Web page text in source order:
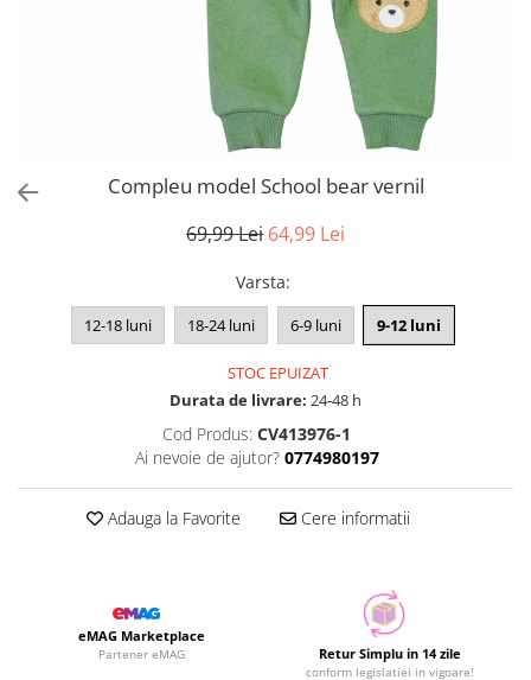
Compleu model School bear vernil
69,99 Lei 64,99 Lei
Varsta:
12-18 luni 18-24 luni 6-9 luni 9-12 luni
STOC EPUIZAT
Durata de livrare: 24-48 h
Cod Produs: CV413976-1
Ai nevoie de ajutor? 0774980197
Adauga la Favorite Cere informatii
eMAG Marketplace
Partener eMAG Retur Simplu in 14 zile
conform legislatiei in vigoare!